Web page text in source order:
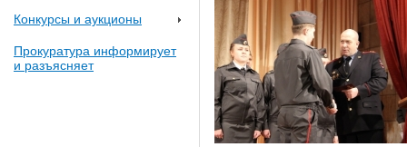
Конкурсы и аукционы
Прокуратура информирует
и разъясняет